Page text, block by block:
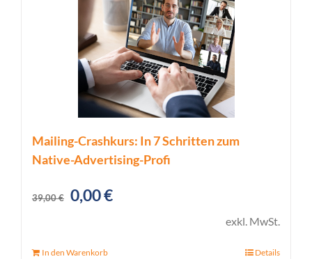
Mailing-Crashkurs: In 7 Schritten zum
Native-Advertising-Profi
39,00€ Ursprünglicher
0,00€Aktueller
exkl. MwSt.
In den Warenkorb Details